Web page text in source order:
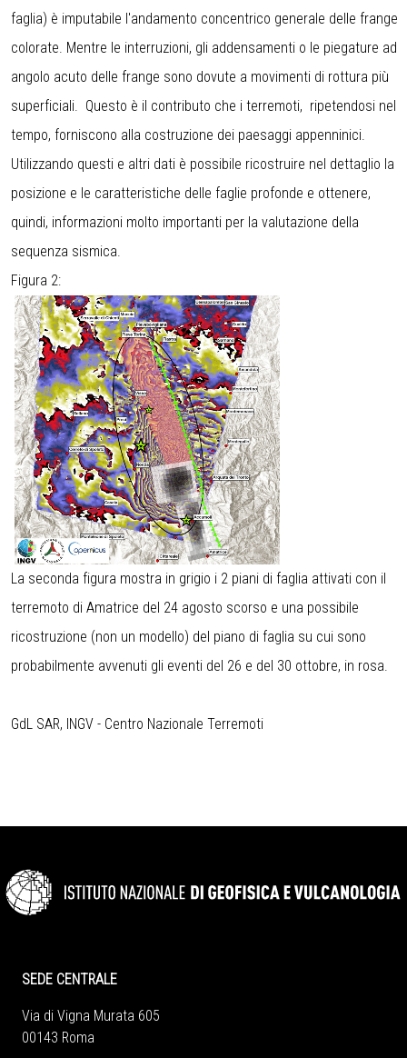
faglia) è imputabile l'andamento concentrico generale delle frange
colorate. Mentre le interruzioni, gli addensamenti o le piegature ad
angolo acuto delle frange sono dovute a movimenti di rottura più
superficiali. Questo è il contributo che i terremoti, ripetendosi nel
tempo, forniscono alla costruzione dei paesaggi appenninici.
Utilizzando questi e altri dati è possibile ricostruire nel dettaglio la
posizione e le caratteristiche delle faglie profonde e ottenere,
quindi, informazioni molto importanti per la valutazione della
sequenza sismica.
Figura 2:
La seconda figura mostra in grigio i 2 piani di faglia attivati con il
terremoto di Amatrice del 24 agosto scorso e una possibile
ricostruzione (non un modello) del piano di faglia su cui sono
probabilmente avvenuti gli eventi del 26 e del 30 ottobre, in rosa.
GdL SAR, INGV - Centro Nazionale Terremoti
SEDE CENTRALE
Via di Vigna Murata 605
00143 Roma